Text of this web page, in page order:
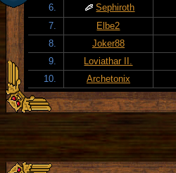
6.
Sephiroth
7.
Elbe2
8.
Joker88
9.
Loviathar II.
10.
Archetonix